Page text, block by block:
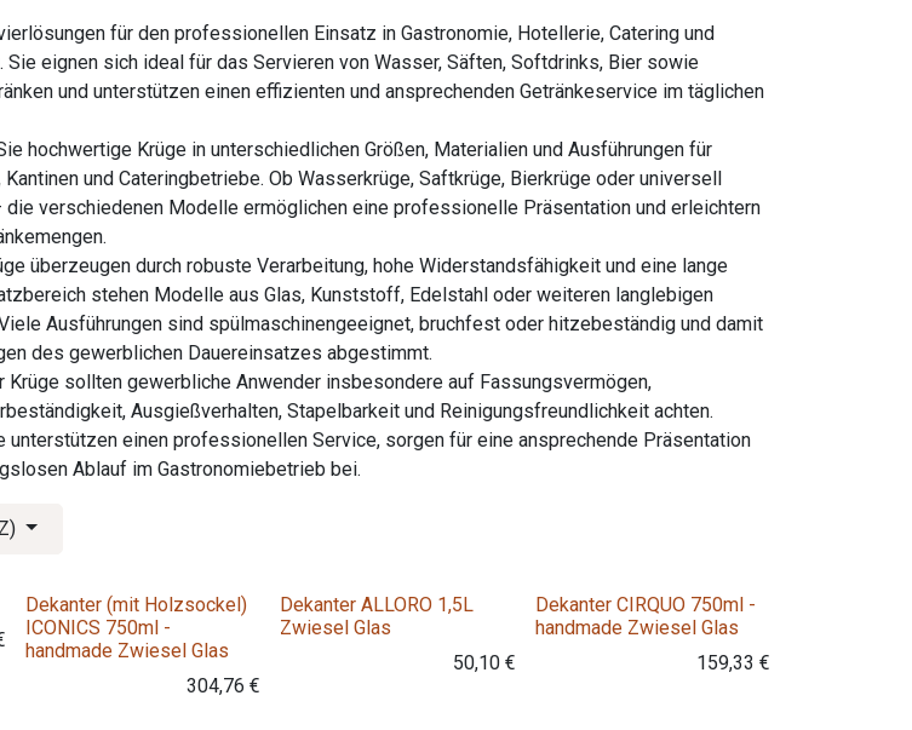
für den professionellen Einsatz in Gastronomie, Hotellerie, Catering und
eignen sich ideal für das Servieren von Wasser, Säften, Softdrinks, Bier sowie
und unterstützen einen effizienten und ansprechenden Getränkeservice im täglichen
hochwertige Krüge in unterschiedlichen Größen, Materialien und Ausführungen für
und Cateringbetriebe. Ob Wasserkrüge, Saftkrüge, Bierkrüge oder universell
verschiedenen Modelle ermöglichen eine professionelle Präsentation und erleichtern
überzeugen durch robuste Verarbeitung, hohe Widerstandsfähigkeit und eine lange
stehen Modelle aus Glas, Kunststoff, Edelstahl oder weiteren langlebigen
Ausführungen sind spülmaschinengeeignet, bruchfest oder hitzebeständig und damit
des gewerblichen Dauereinsatzes abgestimmt.
Krüge sollten gewerbliche Anwender insbesondere auf Fassungsvermögen,
Ausgießverhalten, Stapelbarkeit und Reinigungsfreundlichkeit achten.
unterstützen einen professionellen Service, sorgen für eine ansprechende Präsentation
Ablauf im Gastronomiebetrieb bei.
Dekanter (mit Holzsockel)
ICONICS 750ml -
handmade Zwiesel Glas
304,76 €
Dekanter ALLORO 1,5L
Zwiesel Glas
50,10€
Dekanter CIRQUO 750ml -
handmade Zwiesel Glas
159,33 €